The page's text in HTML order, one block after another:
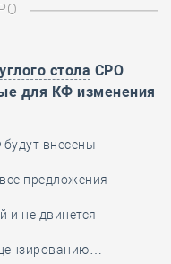
стола СРО
для КФ изменения
внесены
предложения
и не двинется